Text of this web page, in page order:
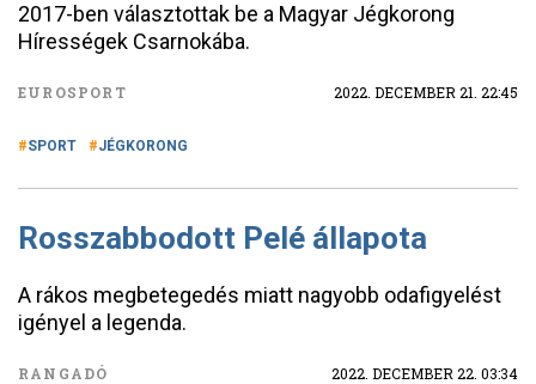
2017-ben választottak be a Magyar Jégkorong
Hírességek Csarnokába.
EUROSPORT 2022. DECEMBER 21. 22:45
SPORT JÉGKORONG
Rosszabbodott Pelé állapota
A rákos megbetegedés miatt nagyobb odafigyelést
igényel a legenda.
RANGADÓ 2022. DECEMBER 22. 03:34